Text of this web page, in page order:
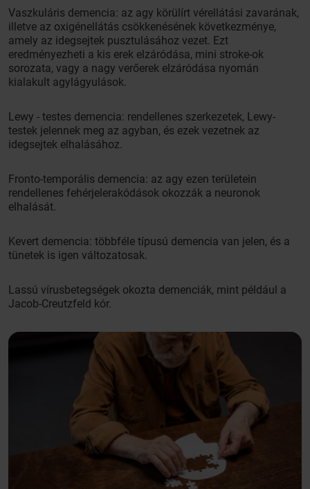
Vaszkuláris demencia: az agy körülírt vérellátási zavarának,
illetve az oxigénellátás csökkenésének következménye,
amely az idegsejtek pusztulásához vezet. Ezt
eredményezheti a kis erek elzáródása, mini stroke-ok
sorozata, vagy a nagy verőerek elzáródása nyomán
kialakult agylágyulások.
Lewy - testes demencia: rendellenes szerkezetek, Lewy-
testek jelennek meg az agyban, és ezek vezetnek az
idegsejtek elhalásához.
Fronto-temporális demencia: az agy ezen területein
rendellenes fehérjelerakódások okozzák a neuronok
elhalását.
Kevert demencia: többféle típusú demencia van jelen, és a
tünetek is igen változatosak.
Lassú vírusbetegségek okozta demenciák, mint például a
Jacob-Creutzfeld kór.